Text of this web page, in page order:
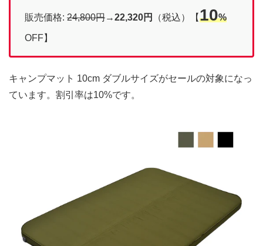
販売価格: 24,800円→22,320円 （税込）【10%
OFF】
キャンプマット 10cm ダブルサイズがセールの対象になっ
ています。割引率は10%です。